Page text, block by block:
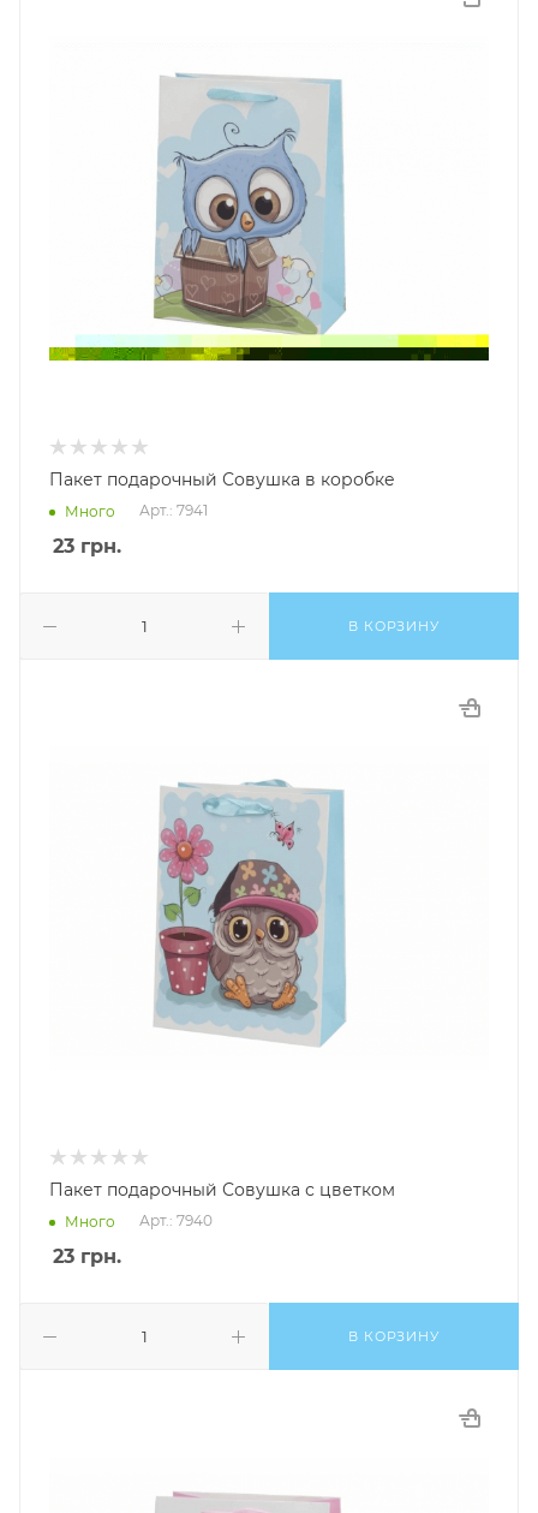
Пакет подарочный Совушка в коробке
Много Арт.: 7941
23 грн.
В КОРЗИНУ
Пакет подарочный Совушка с цветком
Много Арт.: 7940
23 грн.
В КОРЗИНУ